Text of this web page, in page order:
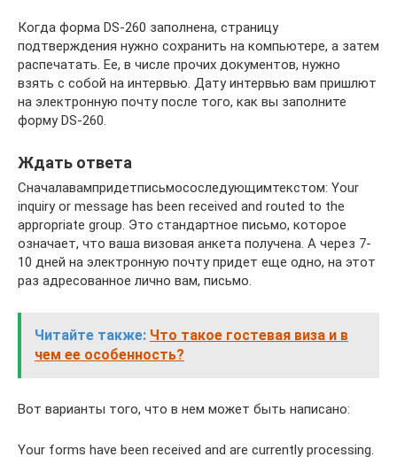
Когда форма DS-260 заполнена, страницу
подтверждения нужно сохранить на компьютере, а затем
распечатать. Ее, в числе прочих документов, нужно
взять с собой на интервью. Дату интервью вам пришлют
на электронную почту после того, как вы заполните
форму DS-260.
Ждать ответа
Сначалавампридетписьмососледующимтекстом: Your
inquiry or message has been received and routed to the
appropriate group. Это стандартное письмо, которое
означает, что ваша визовая анкета получена. А через 7-
10 дней на электронную почту придет еще одно, на этот
раз адресованное лично вам, письмо.
Читайте также: Что такое гостевая виза и в
чем ее особенность?
Вот варианты того, что в нем может быть написано:
Your forms have been received and are currently processing.